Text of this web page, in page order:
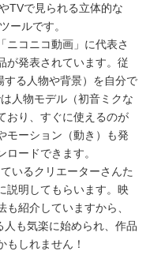
TVで見られる立体的な
ールです。
ニコニコ動画」に代表さ
が発表されています。従
る人物や背景）を自分で
人物モデル（初音ミクな
おり、すぐに使えるのが
モーション（動き）も発
ードできます。
いるクリエーターさんた
説明してもらいます。映
紹介していますから、
人も気楽に始められ、作品
もしれません！